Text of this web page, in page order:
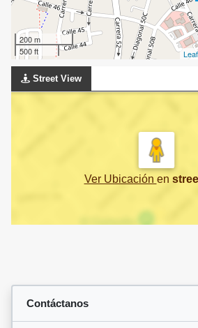
200 m
500 ft
Street View
Ver Ubicación en
Contáctanos